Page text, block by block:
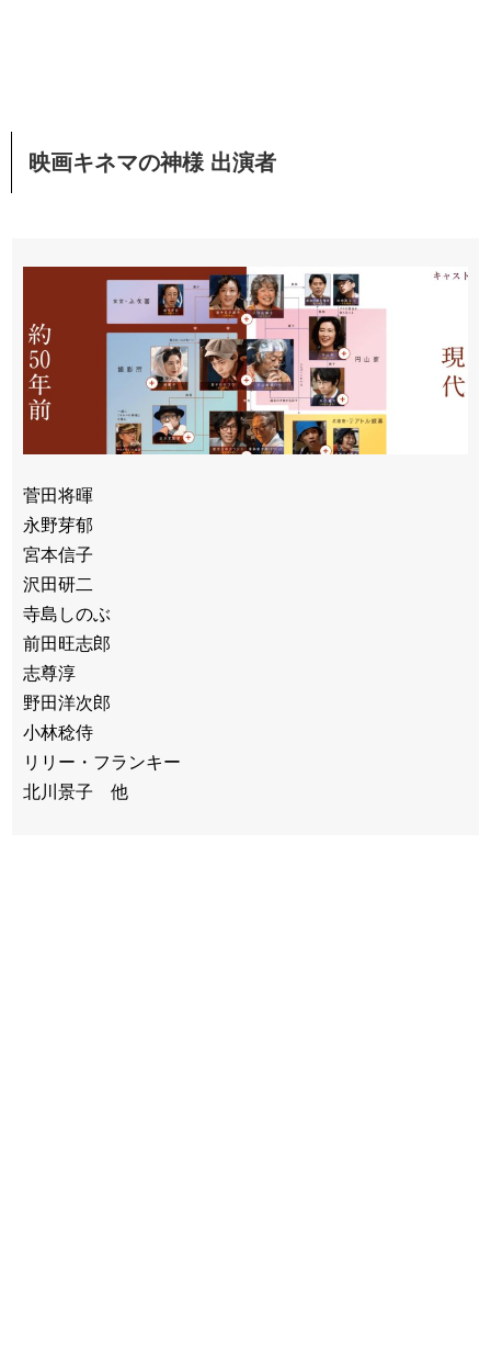
映画キネマの神様 出演者
菅田将暉
永野芽郁
宮本信子
沢田研二
寺島しのぶ
前田旺志郎
志尊淳
野田洋次郎
小林稔侍
リリー・フランキー
北川景子 他